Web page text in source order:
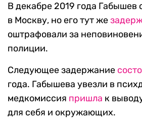
В декабре 2019 года Габышев
в Москву, но его тут же
оштрафовали за
полиции.
Следующее задержание
года. Габышева увезли в
медкомиссия пришла к
для себя и окружающих.